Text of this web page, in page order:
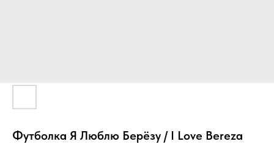
Футболка Я Люблю Берёзу / I Love Bereza